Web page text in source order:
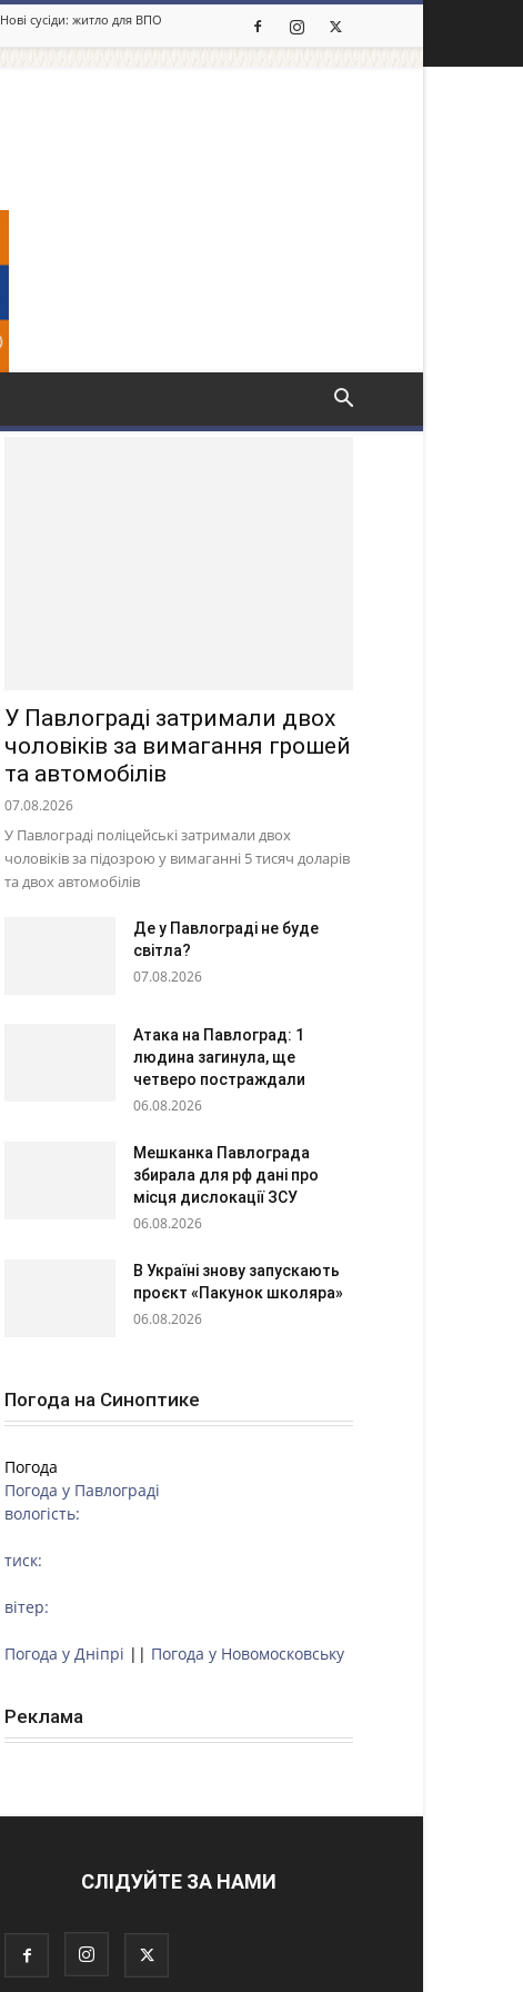
Нові сусіди: житло для ВПО
У Павлограді затримали двох
чоловіків за вимагання грошей
та автомобілів
07.08.2026
У Павлограді поліцейські затримали двох
чоловіків за підозрою у вимаганні 5 тисяч доларів
та двох автомобілів
Де у Павлограді не буде
світла?
07.08.2026
Атака на Павлоград: 1
людина загинула, ще
четверо постраждали
06.08.2026
Мешканка Павлограда
збирала для рф дані про
місця дислокації ЗСУ
06.08.2026
В Україні знову запускають
проєкт «Пакунок школяра»
06.08.2026
Погода на Синоптике
Погода
Погода у Павлограді
вологість:
тиск:
вітер:
Погода у Дніпрі || Погода у Новомосковську
Реклама
СЛІДУЙТЕ ЗА НАМИ